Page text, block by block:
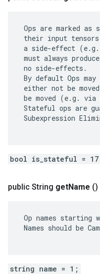
Ops are marked
their input
a side-effect
must always
no side-effects.
By default Ops
either not be
be moved (e.g.
Stateful ops are
Subexpression
bool is_stateful =
public String getName ()
Op names starting
Names should be
string name = 1;